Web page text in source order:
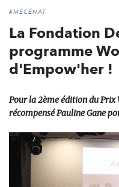
#MÉCÉNAT
La Fondation
programme
d'Empow'her !
Pour la 2ème édition du Prix
récompensé Pauline Gane